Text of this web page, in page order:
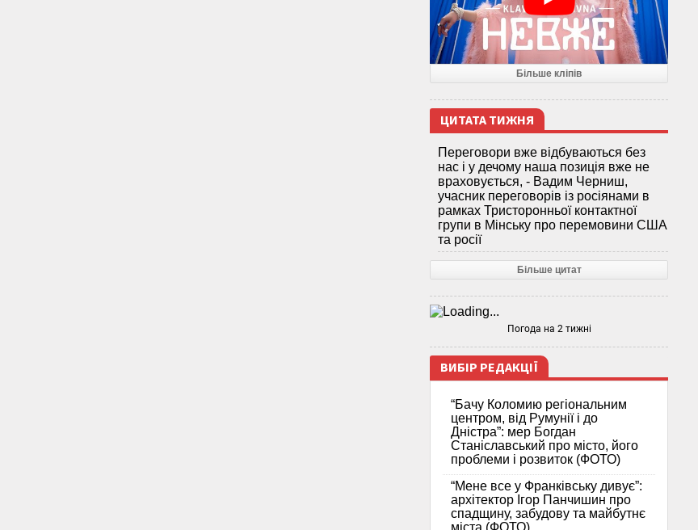
Більше кліпів
ЦИТАТА ТИЖНЯ
Переговори вже відбуваються без
нас і у дечому наша позиція вже не
враховується, - Вадим Черниш,
учасник переговорів із росіянами в
рамках Тристоронньої контактної
групи в Мінську про перемовини США
та росії
Більше цитат
Погода на 2 тижні
ВИБІР РЕДАКЦІЇ
“Бачу Коломию регіональним
центром, від Румунії і до
Дністра”: мер Богдан
Станіславський про місто, його
проблеми і розвиток (ФОТО)
“Мене все у Франківську дивує”:
архітектор Ігор Панчишин про
спадщину, забудову та майбутнє